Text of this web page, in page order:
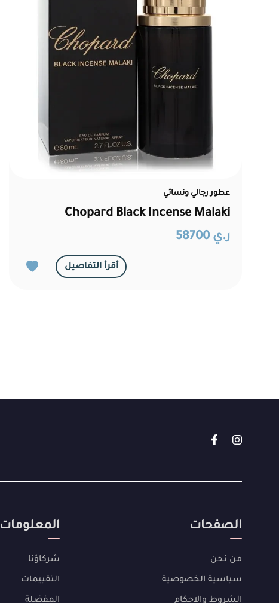
عطور رجالي ونسائي
Chopard Black Incense Malaki
ر.ي 58700
أقرأ التفاصيل
الصفحات
من نحن
سياسية الخصوصية
الشروط والاحكام
المعلومات
شركاؤنا
التقييمات
المفضلة